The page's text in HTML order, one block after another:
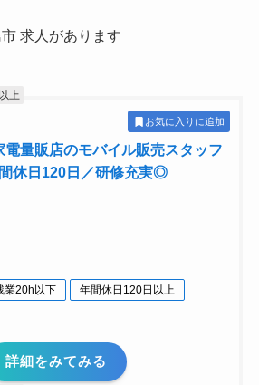
求人があります
上
お気に入りに追加
電量販店のモバイル販売スタッフ
休日120日／研修充実◎
業20h以下
年間休日120日以上
詳細をみてみる